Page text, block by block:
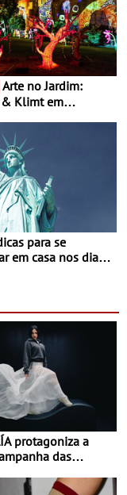
Klimt em
de Setembro -
luminosa no
Museu de
Sampaio
para se
em casa nos dias
protagoniza a
das